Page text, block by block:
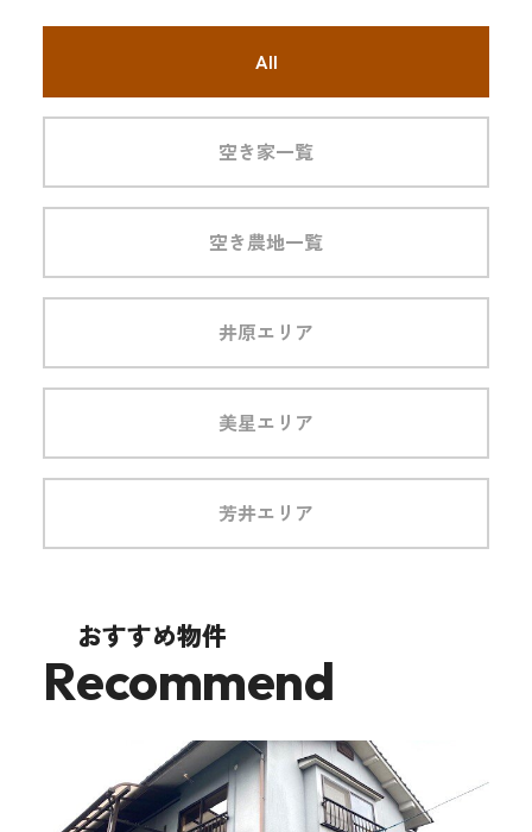
All
空き家一覧
空き農地一覧
井原エリア
美星エリア
芳井エリア
おすすめ物件
Recommend